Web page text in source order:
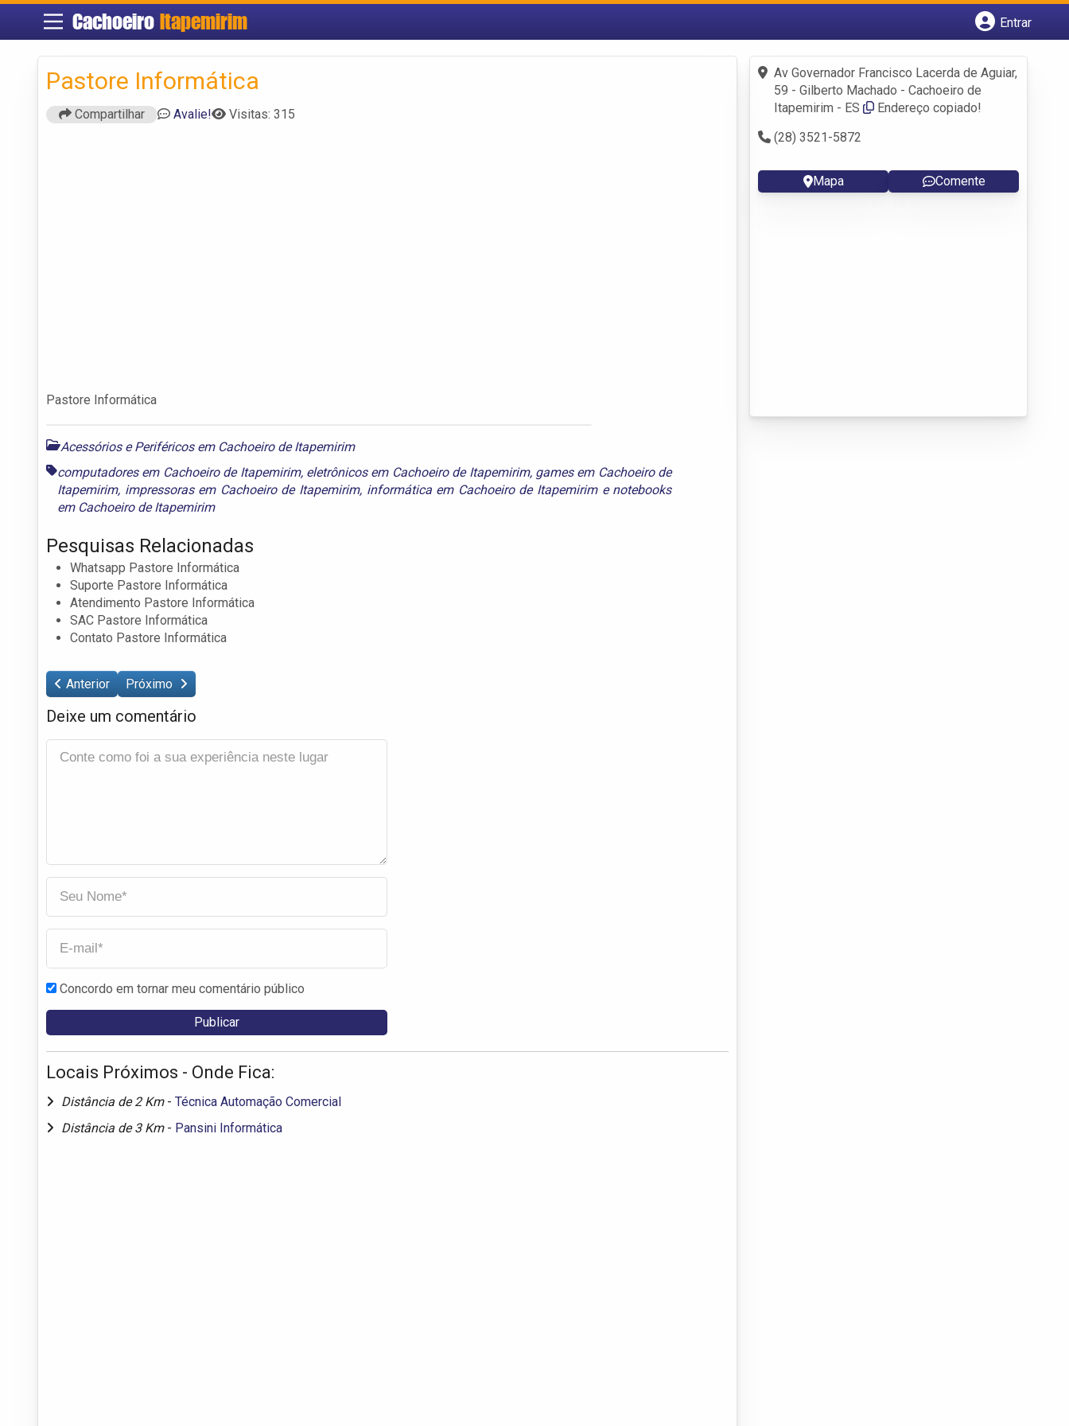
Cachoeiro Itapemirim
Entrar
Fazer login
Criar conta
Pastore Informática
Compartilhar Avalie! Visitas: 315
Pastore Informática
Acessórios e Periféricos em Cachoeiro de Itapemirim
computadores em Cachoeiro de Itapemirim, eletrônicos em Cachoeiro de Itapemirim, games em Cachoeiro de
Itapemirim, impressoras em Cachoeiro de Itapemirim, informática em Cachoeiro de Itapemirime notebooks
em Cachoeiro de Itapemirim
Pesquisas Relacionadas
Whatsapp Pastore Informática
Suporte Pastore Informática
Atendimento Pastore Informática
SAC Pastore Informática
Contato Pastore Informática
Anterior Próximo
Deixe um comentário
Concordo em tornar meu comentário público
Locais Próximos - Onde Fica:
Distância de 2 Km - Técnica Automação Comercial
Distância de 3 Km - Pansini Informática
Av Governador Francisco Lacerda de Aguiar,
59 - Gilberto Machado - Cachoeiro de
Itapemirim - ES
Endereço copiado!
(28) 3521-5872
Mapa Comente